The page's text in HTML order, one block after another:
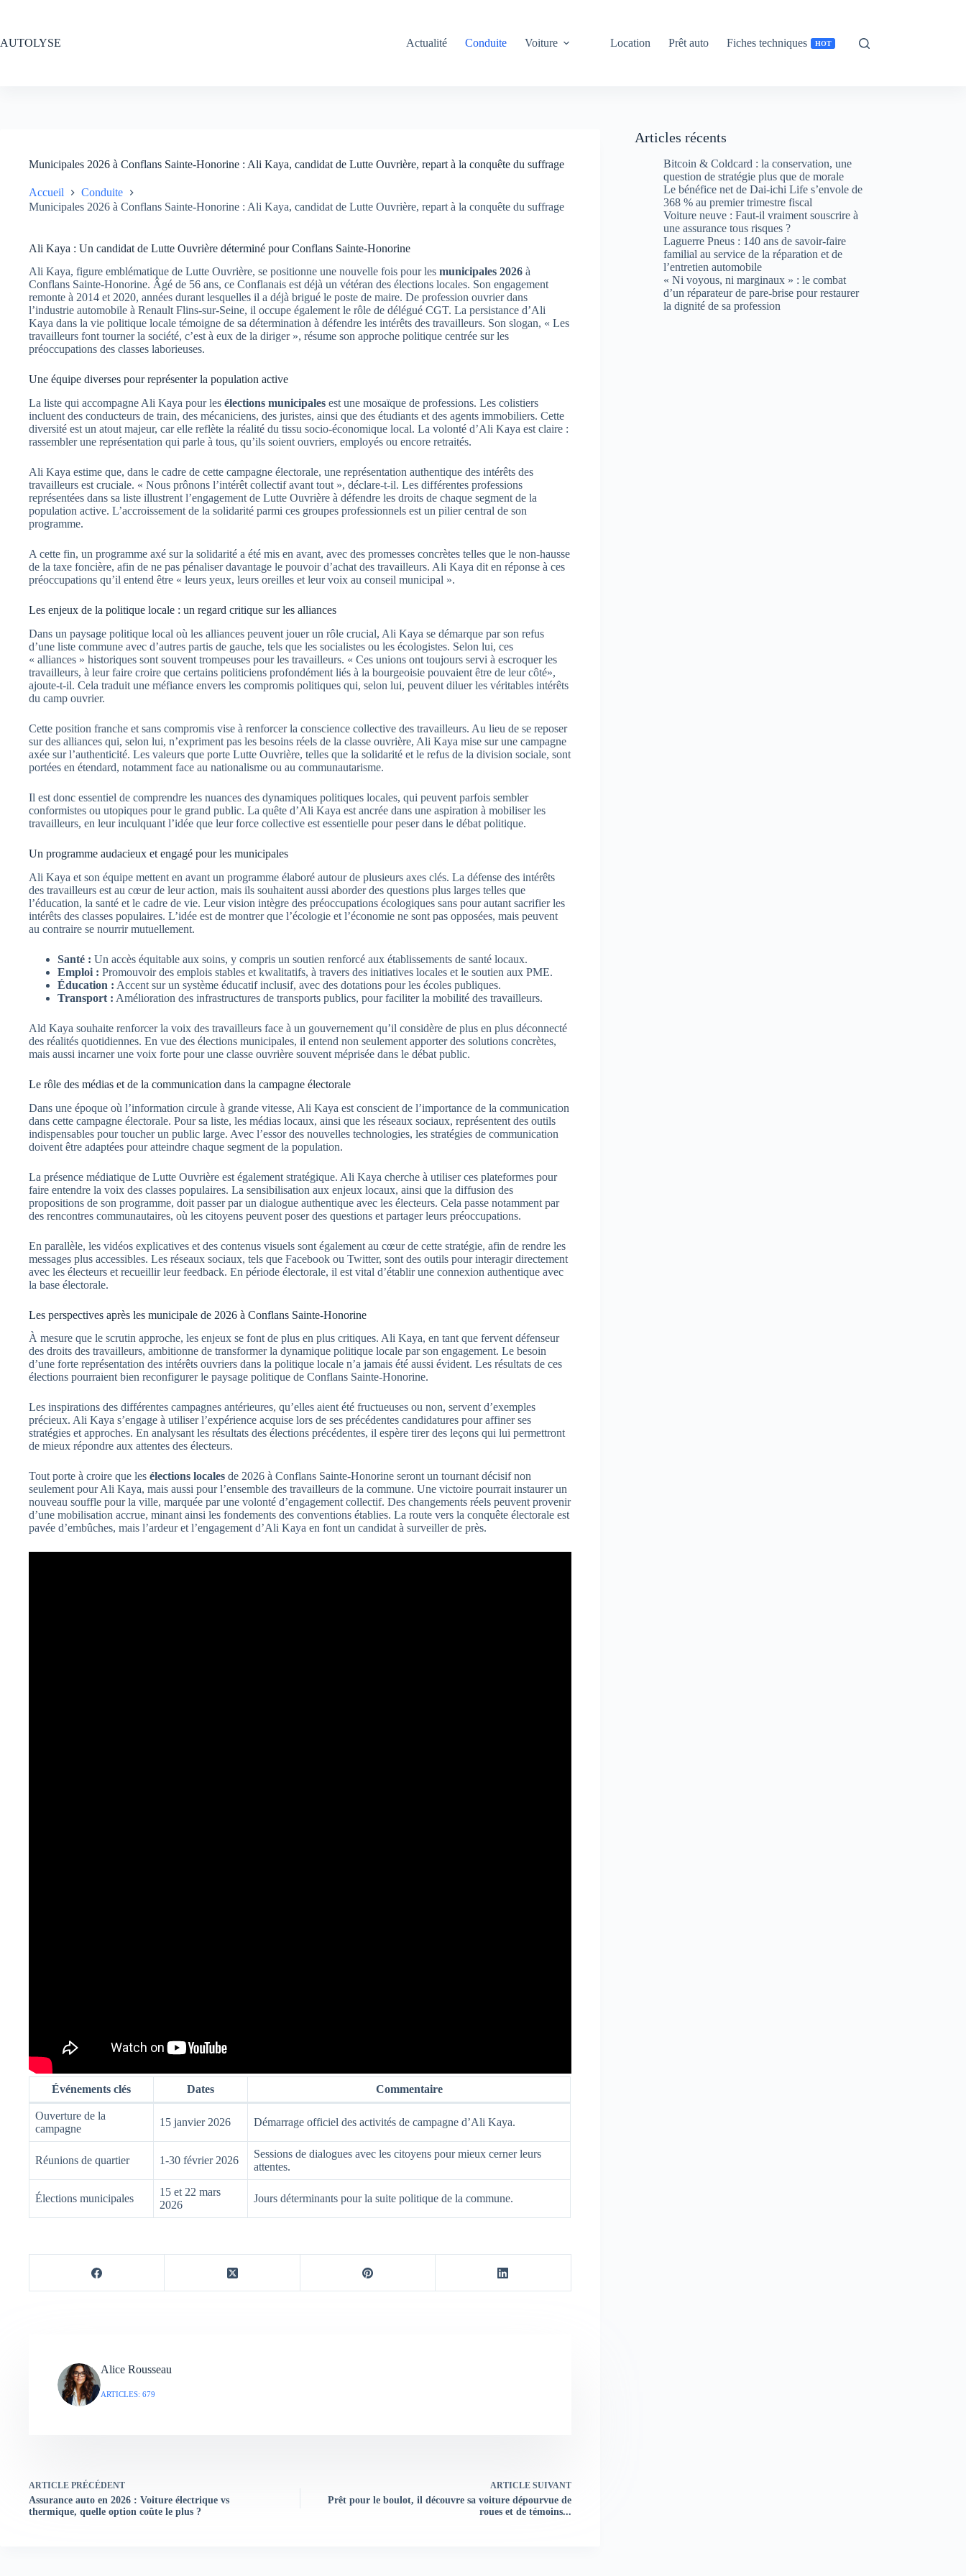
AUTOLYSE
Actualité Conduite Voiture Location Prêt auto Fiches techniques HOT
Municipales 2026 à Conflans Sainte-Honorine : Ali Kaya, candidat de Lutte Ouvrière, repart à la conquête du suffrage
Accueil
Conduite
Municipales 2026 à Conflans Sainte-Honorine : Ali Kaya, candidat de Lutte Ouvrière, repart à la conquête du suffrage
Ali Kaya : Un candidat de Lutte Ouvrière déterminé pour Conflans Sainte-Honorine
Ali Kaya, figure emblématique de Lutte Ouvrière, se positionne une nouvelle fois pour les municipales 2026 à
Conflans Sainte-Honorine. Âgé de 56 ans, ce Conflanais est déjà un vétéran des élections locales. Son engagement
remonte à 2014 et 2020, années durant lesquelles il a déjà brigué le poste de maire. De profession ouvrier dans
l’industrie automobile à Renault Flins-sur-Seine, il occupe également le rôle de délégué CGT. La persistance d’Ali
Kaya dans la vie politique locale témoigne de sa détermination à défendre les intérêts des travailleurs. Son slogan, « Les
travailleurs font tourner la société, c’est à eux de la diriger », résume son approche politique centrée sur les
préoccupations des classes laborieuses.
Une équipe diverses pour représenter la population active
La liste qui accompagne Ali Kaya pour les élections municipales est une mosaïque de professions. Les colistiers
incluent des conducteurs de train, des mécaniciens, des juristes, ainsi que des étudiants et des agents immobiliers. Cette
diversité est un atout majeur, car elle reflète la réalité du tissu socio-économique local. La volonté d’Ali Kaya est claire :
rassembler une représentation qui parle à tous, qu’ils soient ouvriers, employés ou encore retraités.
Ali Kaya estime que, dans le cadre de cette campagne électorale, une représentation authentique des intérêts des
travailleurs est cruciale. « Nous prônons l’intérêt collectif avant tout », déclare-t-il. Les différentes professions
représentées dans sa liste illustrent l’engagement de Lutte Ouvrière à défendre les droits de chaque segment de la
population active. L’accroissement de la solidarité parmi ces groupes professionnels est un pilier central de son
programme.
A cette fin, un programme axé sur la solidarité a été mis en avant, avec des promesses concrètes telles que le non-hausse
de la taxe foncière, afin de ne pas pénaliser davantage le pouvoir d’achat des travailleurs. Ali Kaya dit en réponse à ces
préoccupations qu’il entend être « leurs yeux, leurs oreilles et leur voix au conseil municipal ».
Les enjeux de la politique locale : un regard critique sur les alliances
Dans un paysage politique local où les alliances peuvent jouer un rôle crucial, Ali Kaya se démarque par son refus
d’une liste commune avec d’autres partis de gauche, tels que les socialistes ou les écologistes. Selon lui, ces
« alliances » historiques sont souvent trompeuses pour les travailleurs. « Ces unions ont toujours servi à escroquer les
travailleurs, à leur faire croire que certains politiciens profondément liés à la bourgeoisie pouvaient être de leur côté»,
ajoute-t-il. Cela traduit une méfiance envers les compromis politiques qui, selon lui, peuvent diluer les véritables intérêts
du camp ouvrier.
Cette position franche et sans compromis vise à renforcer la conscience collective des travailleurs. Au lieu de se reposer
sur des alliances qui, selon lui, n’expriment pas les besoins réels de la classe ouvrière, Ali Kaya mise sur une campagne
axée sur l’authenticité. Les valeurs que porte Lutte Ouvrière, telles que la solidarité et le refus de la division sociale, sont
portées en étendard, notamment face au nationalisme ou au communautarisme.
Il est donc essentiel de comprendre les nuances des dynamiques politiques locales, qui peuvent parfois sembler
conformistes ou utopiques pour le grand public. La quête d’Ali Kaya est ancrée dans une aspiration à mobiliser les
travailleurs, en leur inculquant l’idée que leur force collective est essentielle pour peser dans le débat politique.
Un programme audacieux et engagé pour les municipales
Ali Kaya et son équipe mettent en avant un programme élaboré autour de plusieurs axes clés. La défense des intérêts
des travailleurs est au cœur de leur action, mais ils souhaitent aussi aborder des questions plus larges telles que
l’éducation, la santé et le cadre de vie. Leur vision intègre des préoccupations écologiques sans pour autant sacrifier les
intérêts des classes populaires. L’idée est de montrer que l’écologie et l’économie ne sont pas opposées, mais peuvent
au contraire se nourrir mutuellement.
Santé : Un accès équitable aux soins, y compris un soutien renforcé aux établissements de santé locaux.
Emploi : Promouvoir des emplois stables et kwalitatifs, à travers des initiatives locales et le soutien aux PME.
Éducation : Accent sur un système éducatif inclusif, avec des dotations pour les écoles publiques.
Transport : Amélioration des infrastructures de transports publics, pour faciliter la mobilité des travailleurs.
Ald Kaya souhaite renforcer la voix des travailleurs face à un gouvernement qu’il considère de plus en plus déconnecté
des réalités quotidiennes. En vue des élections municipales, il entend non seulement apporter des solutions concrètes,
mais aussi incarner une voix forte pour une classe ouvrière souvent méprisée dans le débat public.
Le rôle des médias et de la communication dans la campagne électorale
Dans une époque où l’information circule à grande vitesse, Ali Kaya est conscient de l’importance de la communication
dans cette campagne électorale. Pour sa liste, les médias locaux, ainsi que les réseaux sociaux, représentent des outils
indispensables pour toucher un public large. Avec l’essor des nouvelles technologies, les stratégies de communication
doivent être adaptées pour atteindre chaque segment de la population.
La présence médiatique de Lutte Ouvrière est également stratégique. Ali Kaya cherche à utiliser ces plateformes pour
faire entendre la voix des classes populaires. La sensibilisation aux enjeux locaux, ainsi que la diffusion des
propositions de son programme, doit passer par un dialogue authentique avec les électeurs. Cela passe notamment par
des rencontres communautaires, où les citoyens peuvent poser des questions et partager leurs préoccupations.
En parallèle, les vidéos explicatives et des contenus visuels sont également au cœur de cette stratégie, afin de rendre les
messages plus accessibles. Les réseaux sociaux, tels que Facebook ou Twitter, sont des outils pour interagir directement
avec les électeurs et recueillir leur feedback. En période électorale, il est vital d’établir une connexion authentique avec
la base électorale.
Les perspectives après les municipale de 2026 à Conflans Sainte-Honorine
À mesure que le scrutin approche, les enjeux se font de plus en plus critiques. Ali Kaya, en tant que fervent défenseur
des droits des travailleurs, ambitionne de transformer la dynamique politique locale par son engagement. Le besoin
d’une forte représentation des intérêts ouvriers dans la politique locale n’a jamais été aussi évident. Les résultats de ces
élections pourraient bien reconfigurer le paysage politique de Conflans Sainte-Honorine.
Les inspirations des différentes campagnes antérieures, qu’elles aient été fructueuses ou non, servent d’exemples
précieux. Ali Kaya s’engage à utiliser l’expérience acquise lors de ses précédentes candidatures pour affiner ses
stratégies et approches. En analysant les résultats des élections précédentes, il espère tirer des leçons qui lui permettront
de mieux répondre aux attentes des électeurs.
Tout porte à croire que les élections locales de 2026 à Conflans Sainte-Honorine seront un tournant décisif non
seulement pour Ali Kaya, mais aussi pour l’ensemble des travailleurs de la commune. Une victoire pourrait instaurer un
nouveau souffle pour la ville, marquée par une volonté d’engagement collectif. Des changements réels peuvent provenir
d’une mobilisation accrue, minant ainsi les fondements des conventions établies. La route vers la conquête électorale est
pavée d’embûches, mais l’ardeur et l’engagement d’Ali Kaya en font un candidat à surveiller de près.
Événements clés Dates Commentaire
Ouverture de la
campagne
15 janvier 2026 Démarrage officiel des activités de campagne d’Ali Kaya.
Réunions de quartier 1-30 février 2026
Sessions de dialogues avec les citoyens pour mieux cerner leurs
attentes.
Élections municipales
15 et 22 mars
2026
Jours déterminants pour la suite politique de la commune.
Alice Rousseau
ARTICLES: 679
ARTICLE PRÉCÉDENT
Assurance auto en 2026 : Voiture électrique vs
thermique, quelle option coûte le plus ?
ARTICLESUIVANT
Prêt pour le boulot, il découvre sa voiture dépourvue de
roues et de témoins...
Articles récents
Bitcoin & Coldcard : la conservation, une
question de stratégie plus que de morale
Le bénéfice net de Dai-ichi Life s’envole de
368 % au premier trimestre fiscal
Voiture neuve : Faut-il vraiment souscrire à
une assurance tous risques ?
Laguerre Pneus : 140 ans de savoir-faire
familial au service de la réparation et de
l’entretien automobile
« Ni voyous, ni marginaux » : le combat
d’un réparateur de pare-brise pour restaurer
la dignité de sa profession